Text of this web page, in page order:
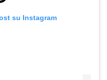
su Instagram